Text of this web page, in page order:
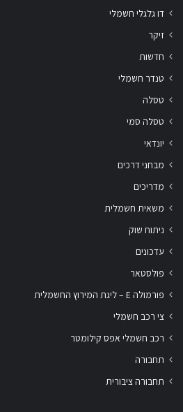
דו גלגלי חשמלי
זיקר
חדשות
טנדר חשמלי
טסלה
טסלה סמי
יונדאי
מבחני דרכים
מדריכים
משאית חשמלית
ניתוח שוק
עדכונים
פולסטאר
פורמולה E – ליגת המירוץ החשמלית
צי רכב חשמלי
רכב חשמלי אפס קילומטר
תחבורה
תחבורה ציבורית